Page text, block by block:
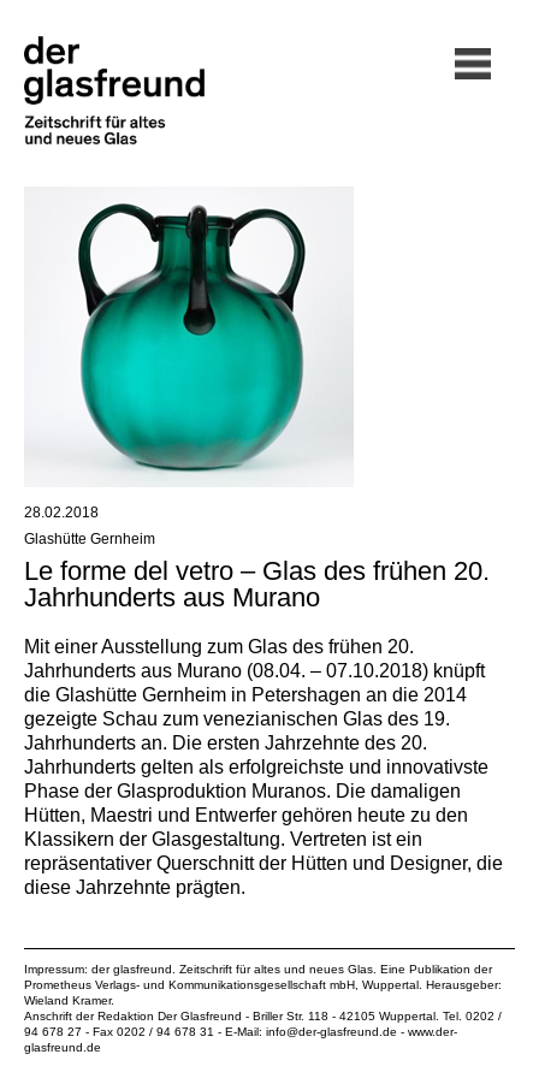
28.02.2018
Glashütte Gernheim
Le forme del vetro – Glas des frühen 20.
Jahrhunderts aus Murano
Mit einer Ausstellung zum Glas des frühen 20.
Jahrhunderts aus Murano (08.04. – 07.10.2018) knüpft
die Glashütte Gernheim in Petershagen an die 2014
gezeigte Schau zum venezianischen Glas des 19.
Jahrhunderts an. Die ersten Jahrzehnte des 20.
Jahrhunderts gelten als erfolgreichste und innovativste
Phase der Glasproduktion Muranos. Die damaligen
Hütten, Maestri und Entwerfer gehören heute zu den
Klassikern der Glasgestaltung. Vertreten ist ein
repräsentativer Querschnitt der Hütten und Designer, die
diese Jahrzehnte prägten.
Impressum: der glasfreund. Zeitschrift für altes und neues Glas. Eine Publikation der
Prometheus Verlags- und Kommunikationsgesellschaft mbH , Wuppertal. Herausgeber:
Wieland Kramer.
Anschrift der Redaktion Der Glasfreund - Briller Str. 118 - 42105 Wuppertal. Tel. 0202 /
94 678 27 - Fax 0202 / 94 678 31 - E-Mail: info@der-glasfreund.de - www.der-
glasfreund.de